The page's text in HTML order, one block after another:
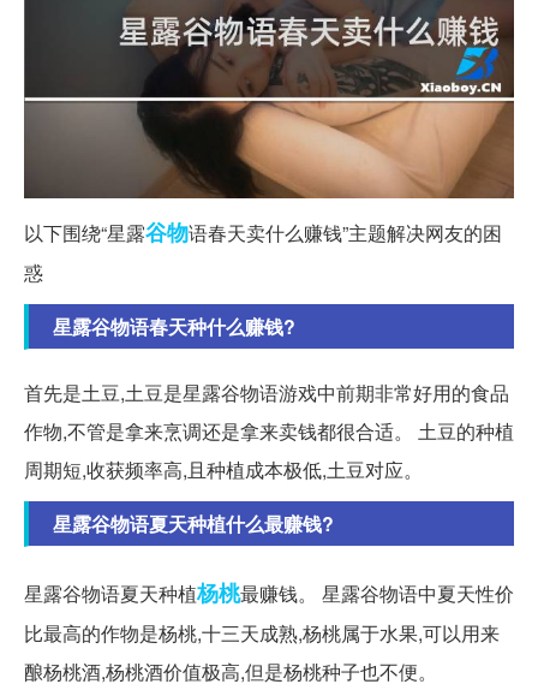
以下围绕“星露谷物语春天卖什么赚钱”主题解决网友的困
惑
星露谷物语春天种什么赚钱?
首先是土豆,土豆是星露谷物语游戏中前期非常好用的食品
作物,不管是拿来烹调还是拿来卖钱都很合适。 土豆的种植
周期短,收获频率高,且种植成本极低,土豆对应。
星露谷物语夏天种植什么最赚钱?
星露谷物语夏天种植杨桃最赚钱。 星露谷物语中夏天性价
比最高的作物是杨桃,十三天成熟,杨桃属于水果,可以用来
酿杨桃酒,杨桃酒价值极高,但是杨桃种子也不便。